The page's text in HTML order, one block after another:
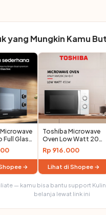
yang Mungkin Kamu
Full Glass
→
Toshiba Microwave
Oven Low Watt 20
Liter
Rp 916.000
Lihat di Shopee →
— kamu bisa bantu support
belanja lewat link ini